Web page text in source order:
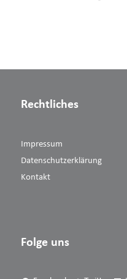
Rechtliches
Impressum
Datenschutzerklärung
Kontakt
Folge uns